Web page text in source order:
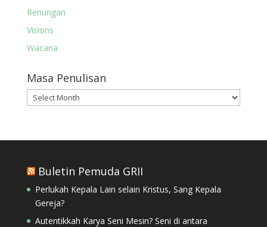
Renungan
Visions
Wacana
Masa Penulisan
Masa
Penulisan
Buletin Pemuda GRII
Perlukah Kepala Lain selain Kristus, Sang Kepala
Gereja?
Autentikkah Karya Seni Mesin? Seni di antara